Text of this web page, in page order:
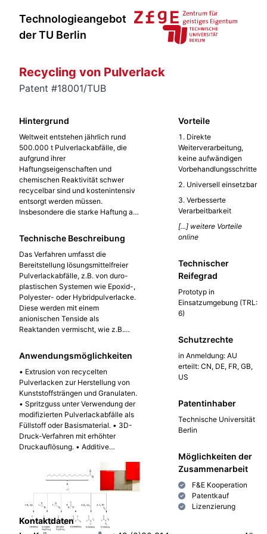
Technologieangebot
der TU Berlin
Recycling von Pulverlack
Patent #18001/TUB
Hintergrund
Weltweit entstehen jährlich rund
500.000 t Pulverlackabfälle, die
aufgrund ihrer
Haftungseigenschaften und
chemischen Reaktivität schwer
recycelbar sind und kostenintensiv
entsorgt werden müssen.
Insbesondere die starke Haftung an
thermischer Prozesse verhindert
eine wirtschaftliche
Weiterverarbeitung. Bisherige
Rückführungsverfahren sind
entweder nur für bestimmte
Pulverlacksysteme geeignet oder
führen zu Anbackungen und
Geräteverschleiß. Die Erfindung
schließt diese Lücke durch
chemische Inaktivierung der
Technische Beschreibung
Das Verfahren umfasst die
Bereitstellung lösungsmittelfreier
Pulverlackabfälle, z.B. von duro-
plastischen Systemen wie Epoxid-,
Polyester- oder Hybridpulverlacke.
Diese werden mit einem
anionischen Tenside als
Reaktanden vermischt, wie z.B.
Die funktionellen Gruppen werden
durch chemische Reaktionen wie
Veresterung, Ringöffnung, Amid-
bildung oder saure Hydrolyse
inaktiviert. Das anschließende
Erhitzen des Reaktand-Pulverlack-
Gemisches (≥ 60 °C) führt zur
Aktivierung der Reaktionen und
Sicherstellung der Haftungsfreiheit.
Pilotversuche in Extrusion,
mit industriellen Parameter
erfolgreich durchgeführt und die
Funktionsfähigkeit in
verschiedenen Polymermatrizes (z.
B. PE, PP) konnte nachgewiesen
werden.
Anwendungsmöglichkeiten
• Extrusion von recycelten
Pulverlacken zur Herstellung von
Kunststoffsträngen und Granulaten.
• Spritzguss unter Verwendung der
modifizierten Pulverlackabfälle als
Füllstoff oder Basismaterial. • 3D-
Druck-Verfahren mit erhöhter
Druckauflösung. • Additive
basierter Strukturen durch Zugabe
langkettiger Fettalkohole. •
Kombination von Pulverlackabfällen
mit Thermoplasten wie PP oder PE
zur Herstellung kostengünstiger
gefüllter Kompositwerkstoffe.
Vorteile
Direkte
Weiterverarbeitung,
keine aufwändigen
Vorbehandlungsschritte
Universell einsetzbar
Verbesserte
Verarbeitbarkeit
[...] weitere Vorteile
online
Technischer
Reifegrad
Prototyp in
Einsatzumgebung (TRL:
6)
Schutzrechte
in Anmeldung: AU
erteilt: CN, DE, FR, GB,
US
Patentinhaber
Technische Universität
Berlin
Möglichkeiten der
Zusammenarbeit
F&E Kooperation
Patentkauf
Lizenzierung
Kontaktdaten